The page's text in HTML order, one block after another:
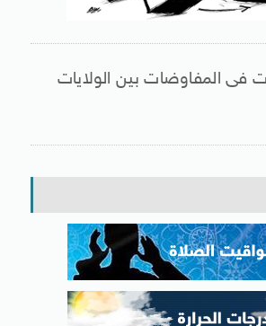
فى المفاوضات بين الولايات